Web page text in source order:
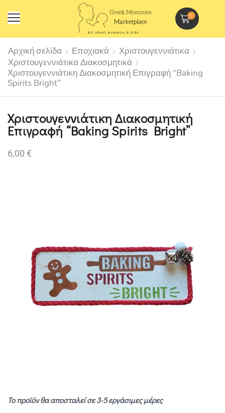
0
Αρχική σελίδα Εποχιακά
Χριστουγεννιάτικα
Χριστουγεννιάτικα Διακοσμητικά
Χριστουγεννιάτικη Διακοσμητική Επιγραφή “Baking
Spirits Bright”
Χριστουγεννιάτικη Διακοσμητική
Επιγραφή “Baking Spirits Bright”
6,00 €
Το προϊόν θα αποσταλεί σε 3-5 εργάσιμες μέρες